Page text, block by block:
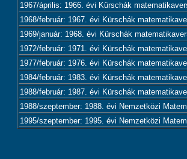
1967/április: 1966. évi Kürschák
1968/február: 1967. évi Kürschák
1969/január: 1968. évi Kürschák
1972/február: 1971. évi Kürschák
1977/február: 1976. évi Kürschák
1984/február: 1983. évi Kürschák
1988/február: 1987. évi Kürschák
1988/szeptember: 1988. évi Nemzetközi
1995/szeptember: 1995. évi Nemzetközi